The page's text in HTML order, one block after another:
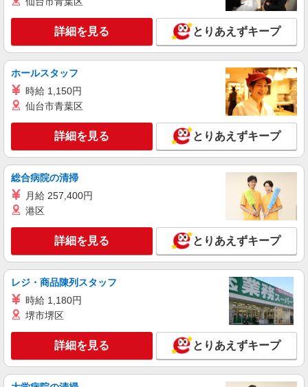
株式会社シエロ
≪コールセンター≫
月給280000円〜350000円（経験・能力によ
る） （内訳）基本給：208000円〜260000円固定
残業代：72000円〜90000円（時間外勤務45時間分
に相当）その他 ※残業代支給 ★交通費別途支給
（規定あり） ■社会保険 ■確定拠出年金制度 ■持
株会 ■在宅勤務制度 ■介護施設利用割引 ■勤続報
入社祝い金10万円支給(規定有) お友達を紹介頂く
と, インセンティブ支給(規定有) ゜・。○。・゜
+゜・。○。・゜+゜
キープ 詳細を見る
紹介予定派遣
株式会社シエロ
≪コールセンター≫
時給1300円〜 ※残業代支給 ★交通費別途支給
（規定あり） ゜+゜・。○。・゜+゜・。○。・゜
頂くと, インセンティブ支給(規定有) ★月2回払
い・週払い可能（規程有）★ ゜・。○。・゜
+゜・。○。・゜+゜
キープ 詳細を見る
派遣社員 紹介予定派遣
株式会社シエロ
時給1300円〜 ※残業代支給 ★交通費別途支給
（規定あり） ゜+゜・。○。・゜+゜・。○。・゜
+゜ 入社祝い金10万円支給(規定有) お友達を紹介
頂くと, インセンティブ支給(規定有) ★月2回払
い・週払い可能（規程有）★ ゜・。○。・゜
福岡県福岡市中央区
キープ 詳細を見る
詳細を見る とりあえずキープ
ホールスタッフ
時給 1,150円
仙台市青葉区
詳細を見る とりあえずキープ
総合病院の清掃
月給 257,400円
港区
詳細を見る とりあえずキープ
レジ・商品陳列スタッフ
時給 1,180円
堺市堺区
詳細を見る とりあえずキープ